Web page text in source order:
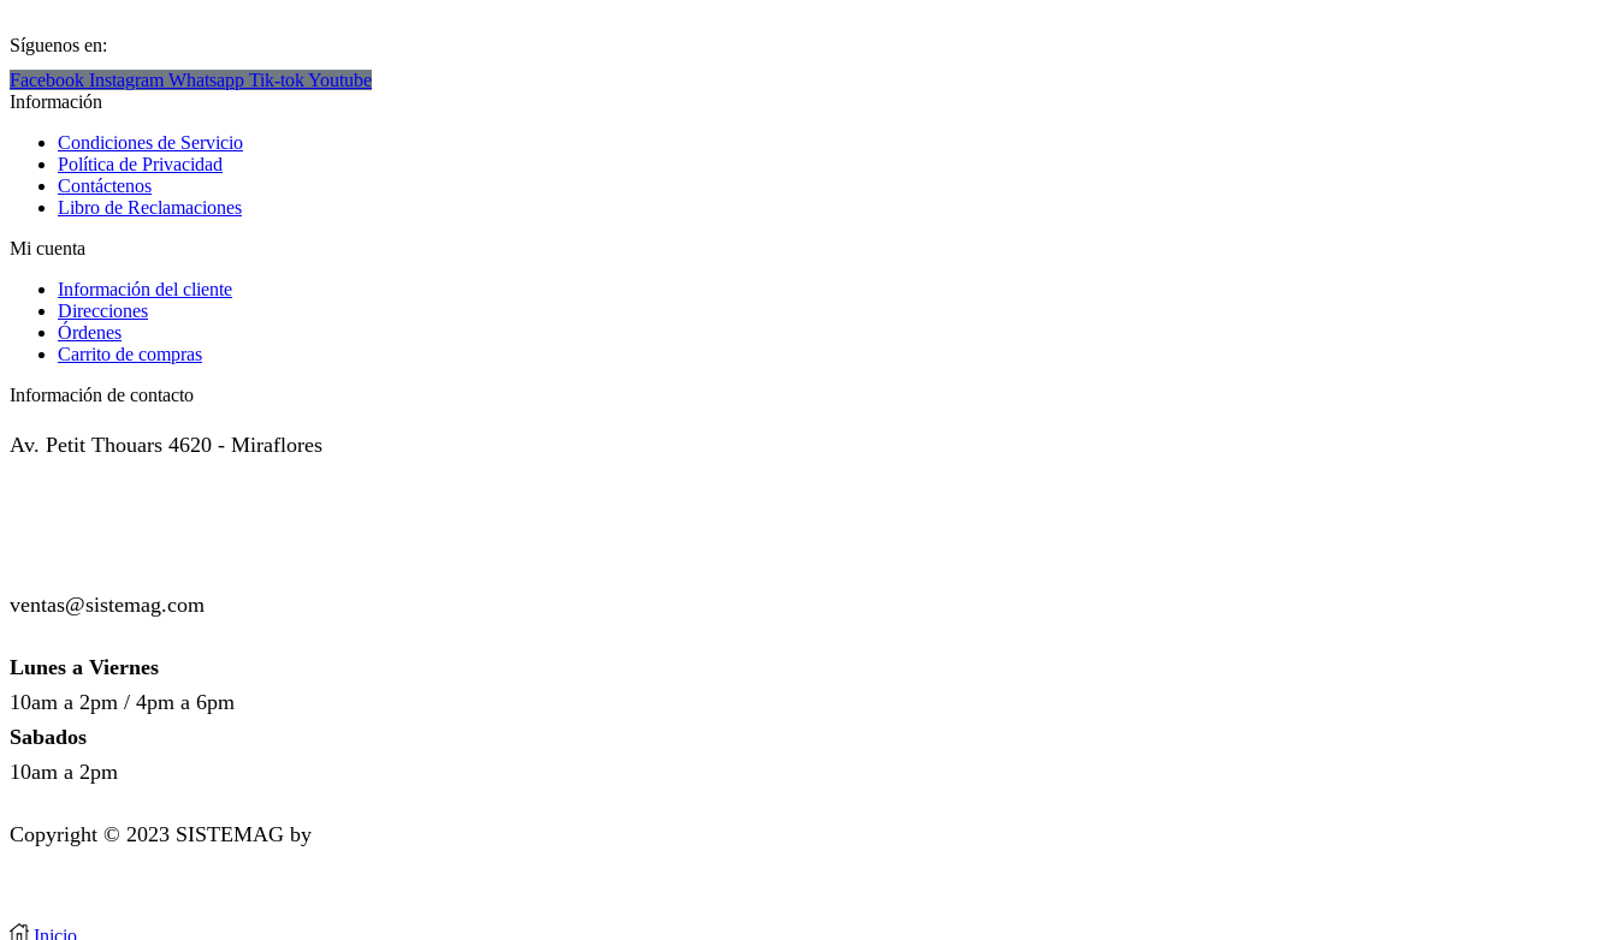
Síguenos en:
Facebook Instagram Whatsapp Tik-tokYoutube
Información
Condiciones de Servicio
Política de Privacidad
Contáctenos
Libro de Reclamaciones
Mi cuenta
Información del cliente
Direcciones
Órdenes
Carrito de compras
Información de contacto
Av. Petit Thouars 4620 - Miraflores
ventas@sistemag.com
Lunes a Viernes
10am a 2pm / 4pm a 6pm
Sabados
10am a 2pm
Copyright © 2023 SISTEMAG by
Inicio